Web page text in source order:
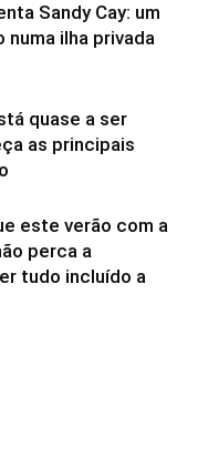
Sandy Cay: um
ilha privada
quase a ser
as principais
este verão com a
perca a
tudo incluído a